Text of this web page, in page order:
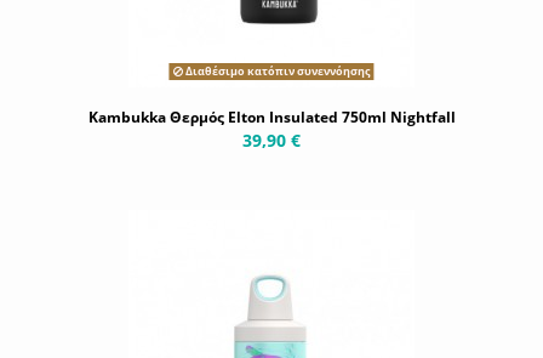
Διαθέσιμο κατόπιν συνεννόησης
Kambukka Θερμός Elton Insulated 750ml Nightfall
39,90 €